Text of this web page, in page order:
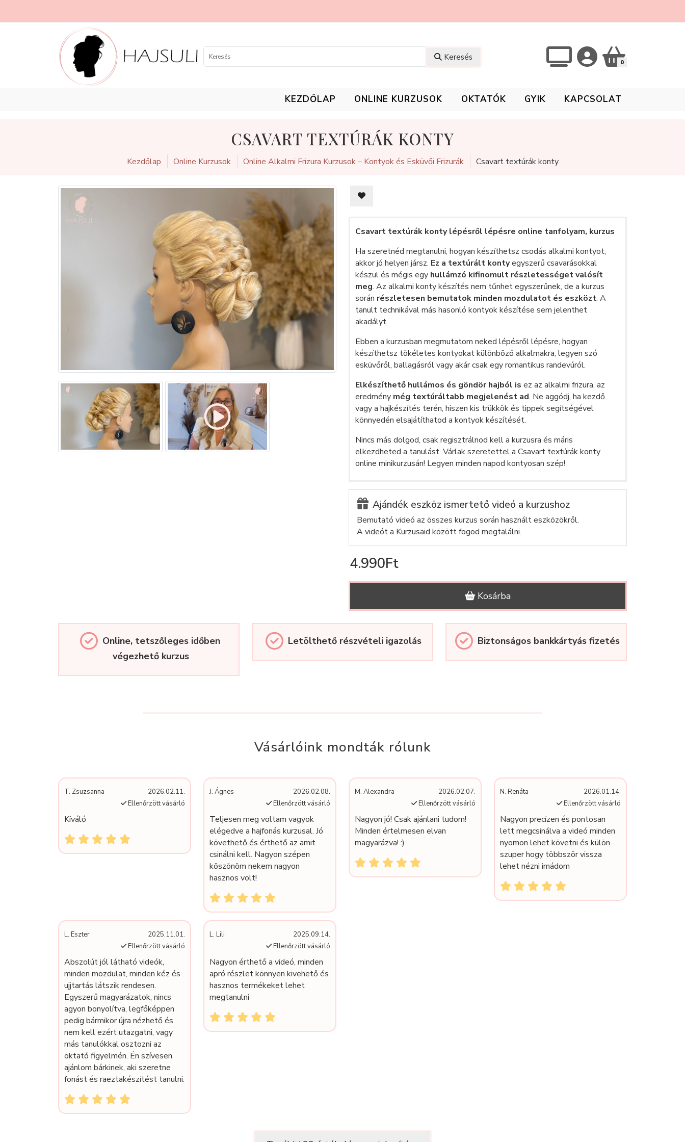
Keresés 0
KEZDŐLAP ONLINE KURZUSOK OKTATÓK GYIK KAPCSOLAT
CSAVART TEXTÚRÁK KONTY
Kezdőlap Online Kurzusok Online Alkalmi Frizura Kurzusok – Kontyok és Esküvői Frizurák Csavart textúrák konty
Csavart textúrák konty lépésről lépésre online tanfolyam, kurzus
Ha szeretnéd megtanulni, hogyan készíthetsz csodás alkalmi kontyot,
akkor jó helyen jársz. Ez a textúrált kontyegyszerű csavarásokkal
készül és mégis egy hullámzó kifinomult részletességet valósít
meg. Az alkalmi konty készítés nem tűnhet egyszerűnek, de a kurzus
során részletesen bemutatok minden mozdulatot és eszközt. A
tanult technikával más hasonló kontyok készítése sem jelenthet
akadályt.
Ebben a kurzusban megmutatom neked lépésről lépésre, hogyan
készíthetsz tökéletes kontyokat különböző alkalmakra, legyen szó
esküvőről, ballagásról vagy akár csak egy romantikus randevúról.
Elkészíthető hullámos és göndör hajból is ez az alkalmi frizura, az
eredmény még textúráltabb megjelenést ad. Ne aggódj, ha kezdő
vagy a hajkészítés terén, hiszen kis trükkök és tippek segítségével
könnyedén elsajátíthatod a kontyok készítését.
Nincs más dolgod, csak regisztrálnod kell a kurzusra és máris
elkezdheted a tanulást. Várlak szeretettel a Csavart textúrák konty
online minikurzusán! Legyen minden napod kontyosan szép!
Ajándék eszköz ismertető videó a kurzushoz
Bemutató videó az összes kurzus során használt eszközökről.
A videót a Kurzusaid között fogod megtalálni.
4.990Ft
Kosárba
Online, tetszőleges időben
végezhető kurzus
Letölthető részvételi igazolás Biztonságos bankkártyás fizetés
Vásárlóink mondták rólunk
2026.02.11.
T. Zsuzsanna
Ellenőrzött vásárló
Kíváló
2026.02.08.
J. Ágnes
Ellenőrzött vásárló
Teljesen meg voltam vagyok
elégedve a hajfonás kurzusal. Jó
követhető és érthető az amit
csinálni kell. Nagyon szépen
köszönöm nekem nagyon
hasznos volt!
2026.02.07.
M. Alexandra
Ellenőrzött vásárló
Nagyon jó! Csak ajánlani tudom!
Minden értelmesen elvan
magyarázva! :)
2026.01.14.
N. Renáta
Ellenőrzött vásárló
Nagyon precízen és pontosan
lett megcsinálva a videó minden
nyomon lehet követni és külön
szuper hogy többször vissza
lehet nézni imádom
2025.11.01.
L. Eszter
Ellenőrzött vásárló
Abszolút jól látható videók,
minden mozdulat, minden kéz és
ujjtartás látszik rendesen.
Egyszerű magyarázatok, nincs
agyon bonyolítva, legfőképpen
pedig bármikor újra nézhető és
nem kell ezért utazgatni, vagy
más tanulókkal osztozni az
oktató figyelmén. Én szívesen
ajánlom bárkinek, aki szeretne
fonást és raeztakészítést tanulni.
2025.09.14.
L. Lili
Ellenőrzött vásárló
Nagyon érthető a videó, minden
apró részlet könnyen kivehető és
hasznos termékeket lehet
megtanulni